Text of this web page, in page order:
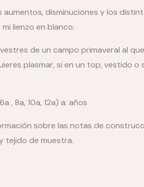
aumentos, disminuciones y los
lienzo en blanco.
de un campo primaveral al
plasmar, si en un top, vestido o
, 8a, 10a, 12a) a: años
sobre las notas de
tejido de muestra.